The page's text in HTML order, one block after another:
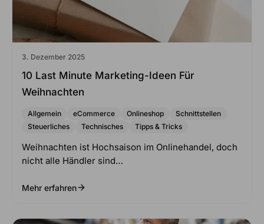
3. Dezember 2025
10 Last Minute Marketing-Ideen Für
Weihnachten
Allgemein eCommerce Onlineshop
Schnittstellen
Steuerliches
Technisches Tipps & Tricks
Weihnachten ist Hochsaison im Onlinehandel, doch
nicht alle Händler sind…
Mehr erfahren